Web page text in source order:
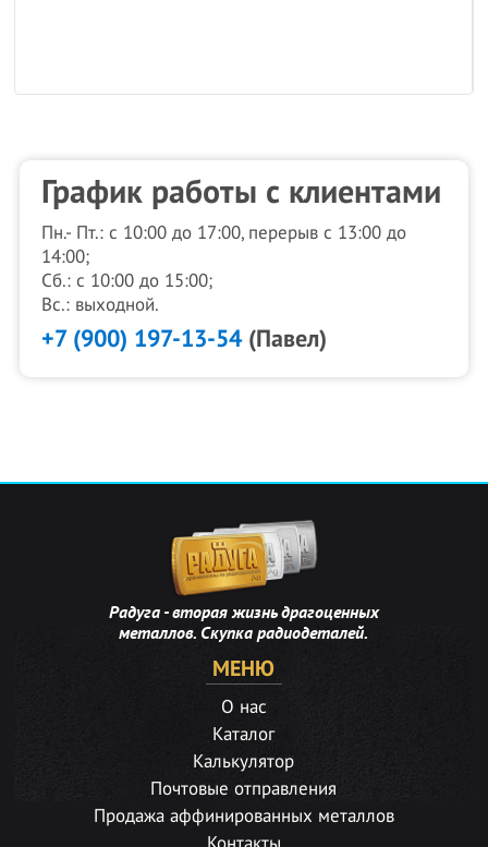
График работы с клиентами
Пн.- Пт.: с 10:00 до 17:00, перерыв с 13:00 до
14:00;
Сб.: с 10:00 до 15:00;
Вс.: выходной.
+7 (900) 197-13-54(Павел)
Радуга - вторая жизнь драгоценных
металлов. Скупка радиодеталей.
МЕНЮ
О нас
Каталог
Калькулятор
Почтовые отправления
Продажа аффинированных металлов